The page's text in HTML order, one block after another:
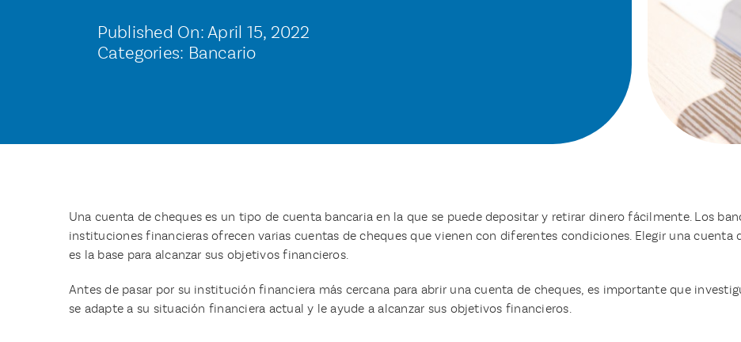
Published On: April 15, 2022
Categories: Bancario
Una cuenta de cheques es un tipo de cuenta bancaria en la que se puede depositar y retirar dinero fácilmente. Los
instituciones financieras ofrecen varias cuentas de cheques que vienen con diferentes condiciones. Elegir una cuenta
es la base para alcanzar sus objetivos financieros.
Antes de pasar por su institución financiera más cercana para abrir una cuenta de cheques, es importante que
se adapte a su situación financiera actual y le ayude a alcanzar sus objetivos financieros.